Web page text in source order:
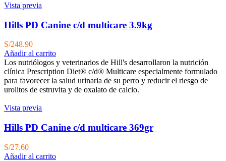
Vista previa
Hills PD Canine c/d multicare 3.9kg
S/248.90
Añadir al carrito
Los nutriólogos y veterinarios de Hill's desarrollaron la nutrición
clínica Prescription Diet® c/d® Multicare especialmente formulado
para favorecer la salud urinaria de su perro y reducir el riesgo de
urolitos de estruvita y de oxalato de calcio.
Vista previa
Hills PD Canine c/d multicare 369gr
S/27.60
Añadir al carrito